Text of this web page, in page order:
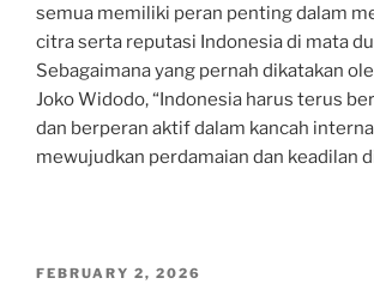
semua memiliki peran penting dalam
citra serta reputasi Indonesia di mata
Sebagaimana yang pernah dikatakan
Joko Widodo, “Indonesia harus terus
dan berperan aktif dalam kancah
mewujudkan perdamaian dan keadilan
POSTED
FEBRUARY 2, 2026